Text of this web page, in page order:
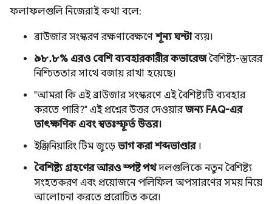
ফলাফলগুলি নিজেরাই কথা বলে:
ব্রাউজার সংস্করণ রক্ষণাবেক্ষণেশূন্য ঘন্টাব্যয়।
৯৮.৮% এরও বেশি ব্যবহারকারীর কভারেজবৈশিষ্ট্য-স্তরের
নিশ্চিততার সাথে বজায় রাখা হয়েছে।
"আমরা কি এই ব্রাউজার সংস্করণে এই বৈশিষ্ট্যটি ব্যবহার
করতে পারি?" এই প্রশ্নের উত্তর দেওয়ারজন্য FAQ-এর
তাৎক্ষণিক এবং স্বতঃস্ফূর্ত উত্তর।
ইঞ্জিনিয়ারিং টিম জুড়েভাগ করা শব্দভাণ্ডার।
বৈশিষ্ট্য গ্রহণের আরও স্পষ্ট পথদলগুলিকে নতুন বৈশিষ্ট্য
সংহতকরণ এবং প্রয়োজনে পলিফিল অপসারণের সময় নিয়ে
আলোচনা করতে প্ররোচিত করে।